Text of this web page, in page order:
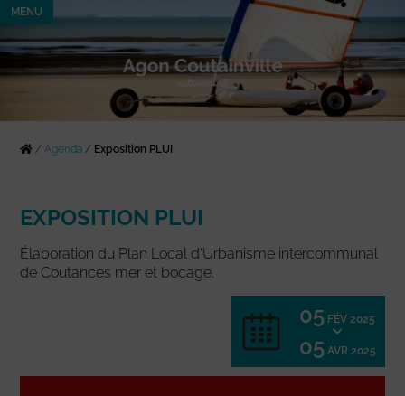
MENU
/Agenda / Exposition PLUI
EXPOSITION PLUI
Élaboration du Plan Local d'Urbanisme intercommunal
de Coutances mer et bocage.
05 FÉV 2025
05 AVR 2025